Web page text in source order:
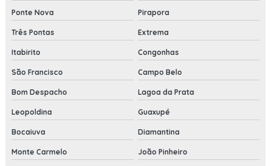
Ponte Nova Pirapora
Três Pontas Extrema
Itabirito Congonhas
São Francisco Campo Belo
Bom Despacho Lagoa da Prata
Leopoldina Guaxupé
Bocaiuva Diamantina
Monte Carmelo João Pinheiro